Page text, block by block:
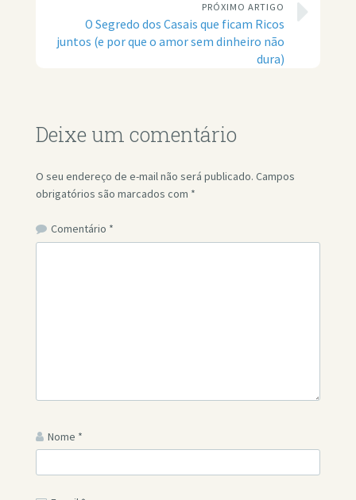
PRÓXIMO ARTIGO
O Segredo dos Casais que ficam Ricos
juntos (e por que o amor sem dinheiro não
dura)
Deixe um comentário
O seu endereço de e-mail não será publicado. Campos
obrigatórios são marcados com *
Comentário *
Nome *